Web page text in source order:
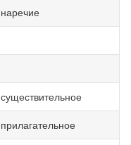
наречие
существительное
прилагательное